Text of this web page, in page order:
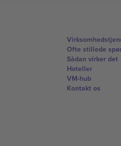
Ofte stillede
Sådan virker det
Hoteller
VM-hub
Kontakt os